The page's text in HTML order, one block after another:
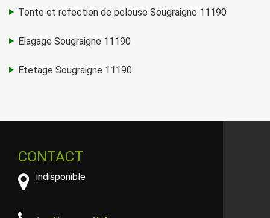
Tonte et refection de pelouse Sougraigne 11190
Elagage Sougraigne 11190
Etetage Sougraigne 11190
CONTACT
indisponible